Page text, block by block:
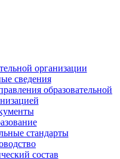
организации
сведения
образовательной
стандарты
состав